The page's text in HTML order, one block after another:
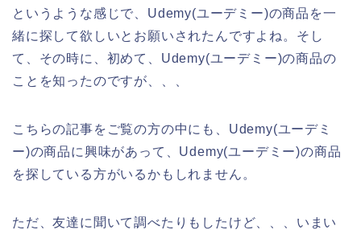
というような感じで、Udemy(ユーデミー)の商品を一
緒に探して欲しいとお願いされたんですよね。そし
て、その時に、初めて、Udemy(ユーデミー)の商品の
ことを知ったのですが、、、
こちらの記事をご覧の方の中にも、Udemy(ユーデミ
ー)の商品に興味があって、Udemy(ユーデミー)の商品
を探している方がいるかもしれません。
ただ、友達に聞いて調べたりもしたけど、、、いまい